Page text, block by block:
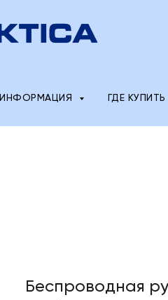
ИНФОРМАЦИЯ ГДЕ КУПИТЬ
Беспроводная